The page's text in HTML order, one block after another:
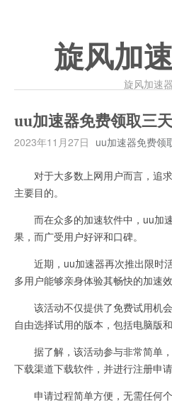
旋风加
旋风加速
uu加速器免费领取三
2023年11月27日 uu加速器免费领
对于大多数上网用户而言，追求
主要目的。
而在众多的加速软件中，uu加
果，而广受用户好评和口碑。
近期，uu加速器再次推出限时
多用户能够亲身体验其畅快的加速效
该活动不仅提供了免费试用机
自由选择试用的版本，包括电脑版和
据了解，该活动参与非常简单，
下载渠道下载软件，并进行注册申请
申请过程简单方便，无需任何个